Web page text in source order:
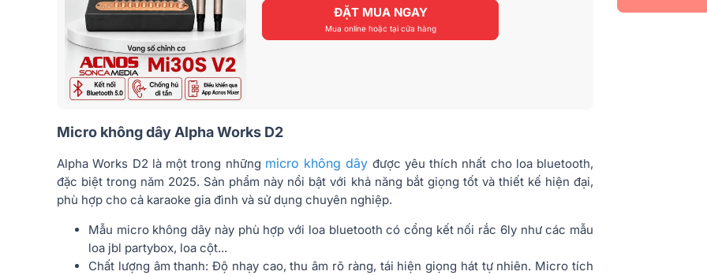
ĐẶT MUA NGAY
Mua online hoặc tại cửa hàng
Micro không dây Alpha Works D2
Alpha Works D2 là một trong những micro không dây được yêu thích nhất cho loa bluetooth,
đặc biệt trong năm 2025. Sản phẩm này nổi bật với khả năng bắt giọng tốt và thiết kế hiện đại,
phù hợp cho cả karaoke gia đình và sử dụng chuyên nghiệp.
Mẫu micro không dây này phù hợp với loa bluetooth có cổng kết nối rắc 6ly như các mẫu
loa jbl partybox, loa cột...
Chất lượng âm thanh: Độ nhạy cao, thu âm rõ ràng, tái hiện giọng hát tự nhiên. Micro tích